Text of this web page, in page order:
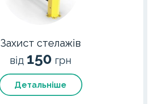
Захист стелажів
від 150 грн
Детальніше